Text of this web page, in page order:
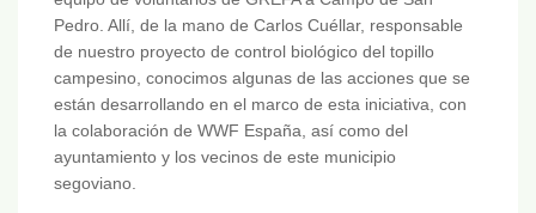
Pedro. Allí, de la mano de Carlos Cuéllar, responsable
de nuestro proyecto de control biológico del topillo
campesino, conocimos algunas de las acciones que se
están desarrollando en el marco de esta iniciativa, con
la colaboración de WWF España, así como del
ayuntamiento y los vecinos de este municipio
segoviano.